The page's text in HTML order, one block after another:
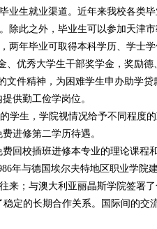
业生就业渠道。近年来我校各类
除此之外，毕业生可以参加天津
两年毕业可取得本科学历、学士
、优秀大学生干部奖学金，奖励
精神，为困难学生申办助学贷
勤工俭学岗位。
，学院视情况给予不同程度的
修第二学历待遇。
校插班进修本专业的理论课程
年与德国埃尔夫特地区职业学院
来；与澳大利亚丽晶斯学院签署
定的长期合作关系。国际间的交